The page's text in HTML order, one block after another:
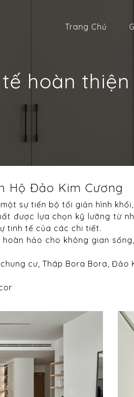
Trang Chủ
hoàn
Hộ Đảo Kim Cương
sự tiến bộ tối giản hình
được lựa chọn kỹ lưỡng từ
tinh tế của các chi tiết.
hảo cho không gian
cư, Tháp Bora Bora, Đảo